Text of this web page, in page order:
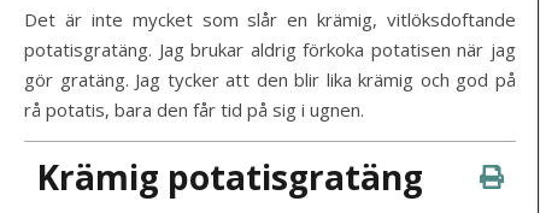
Det är inte mycket som slår en krämig, vitlöksdoftande
potatisgratäng. Jag brukar aldrig förkoka potatisen när jag
gör gratäng. Jag tycker att den blir lika krämig och god på
rå potatis, bara den får tid på sig i ugnen.
Krämig potatisgratäng